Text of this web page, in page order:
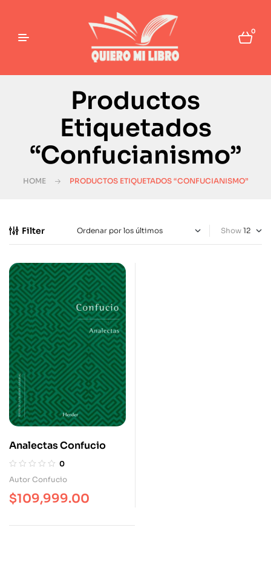
0
Productos
Etiquetados
“Confucianismo”
HOME PRODUCTOS ETIQUETADOS “CONFUCIANISMO”
Filter Show
Analectas Confucio
0
Autor Confucio
$109,999.00